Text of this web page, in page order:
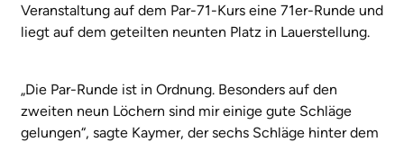
Veranstaltung auf dem Par-71-Kurs eine 71er-Runde und
liegt auf dem geteilten neunten Platz in Lauerstellung.
„Die Par-Runde ist in Ordnung. Besonders auf den
zweiten neun Löchern sind mir einige gute Schläge
gelungen“, sagte Kaymer, der sechs Schläge hinter dem